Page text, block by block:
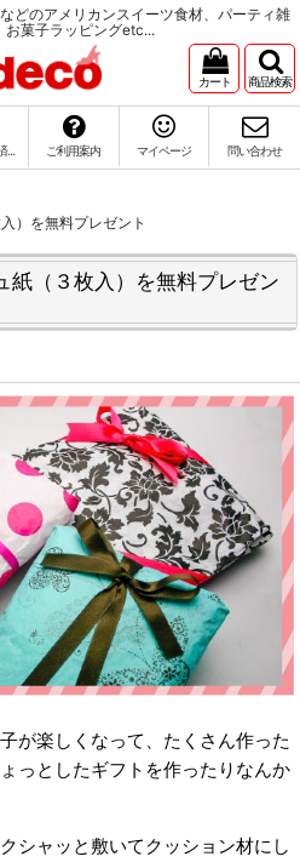
どのアメリカンスイーツ食材、パーティ雑
お菓子ラッピングetc...
カート 商品検索
ご利用案内 マイページ 問い合わせ
）を無料プレゼント
（３枚入）を無料プレゼン
が楽しくなって、たくさん作った
っとしたギフトを作ったりなんか
シャッと敷いてクッション材にし